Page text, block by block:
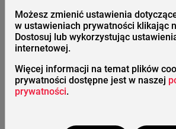
Strona główna
Katalog
Start / Adres nie istnieje
Możesz zmienić ustawienia
w ustawieniach prywatności klikając
Dostosuj lub wykorzystując
internetowej.
Więcej informacji na temat plików
prywatności dostępne jest w naszej
prywatności.